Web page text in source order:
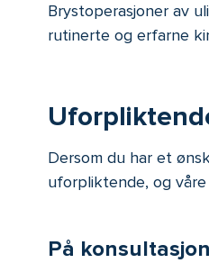
Brystoperasjoner av
rutinerte og erfarne
Dersom du har et
uforpliktende, og
På